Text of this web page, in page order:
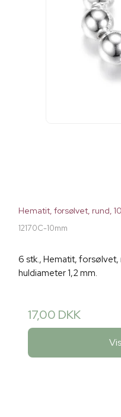
Hematit, forsølvet, rund,
12170C-10mm
6 stk., Hematit, forsølvet,
huldiameter 1,2 mm.
17,00 DKK